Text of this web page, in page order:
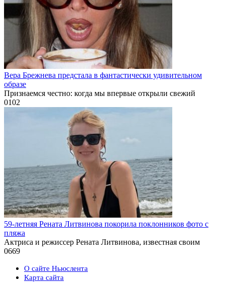
Вера Брежнева предстала в фантастически удивительном
образе
Признаемся честно: когда мы впервые открыли свежий
0102
59-летняя Рената Литвинова покорила поклонников фото с
пляжа
Актриса и режиссер Рената Литвинова, известная своим
0669
О сайте Ньюслента
Карта сайта